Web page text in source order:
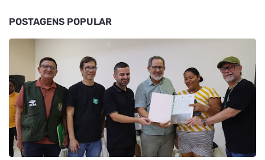
POSTAGENS POPULAR